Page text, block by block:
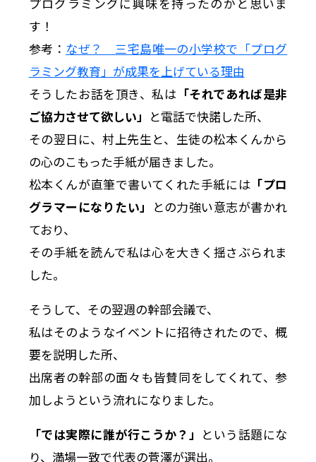
す！
参考： なぜ？ 三宅島唯一の小学校で「プログ
ラミング教育」が成果を上げている理由
そうしたお話を頂き、私は 「それであれば是非
ご協力させて欲しい」 と電話で快諾した所、
その翌日に、村上先生と、生徒の松本くんから
の心のこもった手紙が届きました。
松本くんが直筆で書いてくれた手紙には 「プロ
グラマーになりたい」 との力強い意志が書かれ
ており、
その手紙を読んで私は心を大きく揺さぶられま
した。
そうして、その翌週の幹部会議で、
私はそのようなイベントに招待されたので、概
要を説明した所、
出席者の幹部の面々も皆賛同をしてくれて、参
加しようという流れになりました。
「では実際に誰が行こうか？」 という話題にな
り、満場一致で代表の菅澤が選出。